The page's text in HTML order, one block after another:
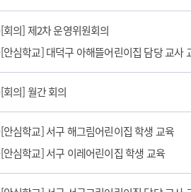
[회의] 제2차 운영위원회의
[안심학교] 대덕구 아해뜰어린이집 담당 교사
[회의] 월간 회의
[안심학교] 서구 해그림어린이집 학생 교육
[안심학교] 서구 이레어린이집 학생 교육